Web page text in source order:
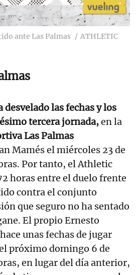
ante Las Palmas
ATHLETIC
las fechas y los
tercera jornada,en la
Las Palmas
Mamés el miércoles 23 de
Por tanto, el Athletic
horas entre el duelo frente
contra el conjunto
que seguro no ha sentado
El propio Ernesto
unas fechas de jugar
próximo domingo 6 de
en lugar del día anterior,